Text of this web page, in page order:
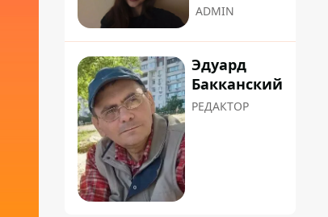
ADMIN
Эдуард
Бакканский
РЕДАКТОР